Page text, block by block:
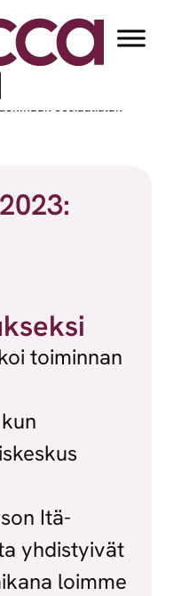
sosiaalialan
toiminnan
Itä-
yhdistyivät
loimme